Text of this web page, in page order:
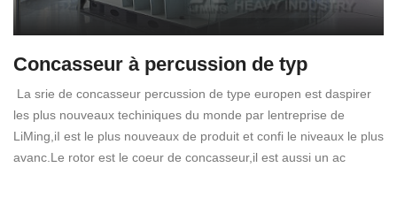
Concasseur à percussion de typ
La srie de concasseur percussion de type europen est daspirer
les plus nouveaux techiniques du monde par lentreprise de
LiMing,iI est le plus nouveaux de produit et confi le niveaux le plus
avanc.Le rotor est le coeur de concasseur,il est aussi un ac